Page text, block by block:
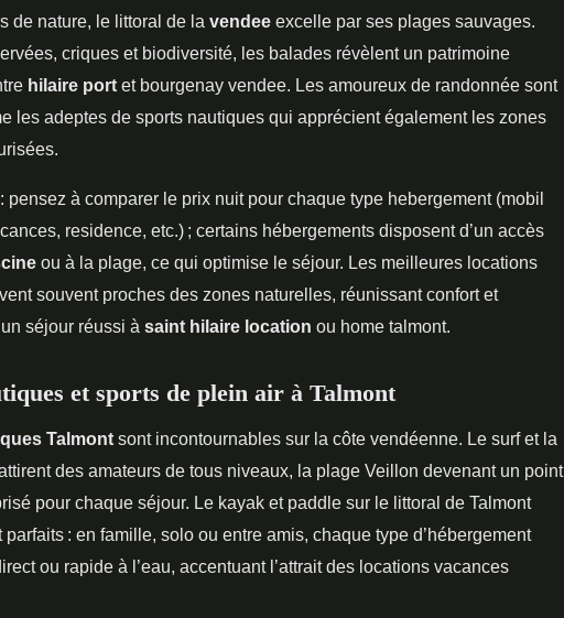
de nature, le littoral de la vendee excelle par ses plages sauvages.
criques et biodiversité, les balades révèlent un patrimoine
hilaire port et bourgenay vendee. Les amoureux de randonnée sont
les adeptes de sports nautiques qui apprécient également les zones
pensez à comparer le prix nuit pour chaque type hebergement (mobil
residence, etc.) ; certains hébergements disposent d’un accès
ou à la plage, ce qui optimise le séjour. Les meilleures locations
souvent proches des zones naturelles, réunissant confort et
séjour réussi à saint hilaire location ou home talmont.
et sports de plein air à Talmont
Talmont sont incontournables sur la côte vendéenne. Le surf et la
des amateurs de tous niveaux, la plage Veillon devenant un point
pour chaque séjour. Le kayak et paddle sur le littoral de Talmont
: en famille, solo ou entre amis, chaque type d’hébergement
ou rapide à l’eau, accentuant l’attrait des locations vacances